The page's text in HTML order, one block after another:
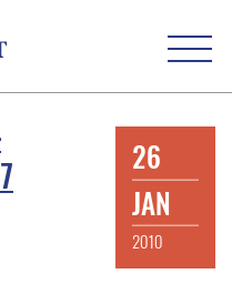
26
JAN
2010